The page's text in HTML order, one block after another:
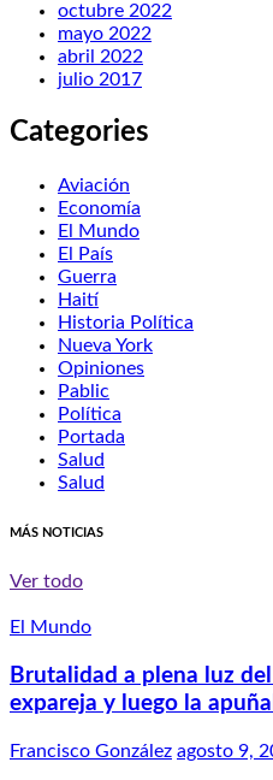
octubre 2022
mayo 2022
abril 2022
julio 2017
Categories
Aviación
Economía
El Mundo
El País
Guerra
Haití
Historia Política
Nueva York
Opiniones
Pablic
Política
Portada
Salud
Salud
MÁS NOTICIAS
Ver todo
El Mundo
Brutalidad a plena luz
expareja y luego la
Francisco González agosto 9,